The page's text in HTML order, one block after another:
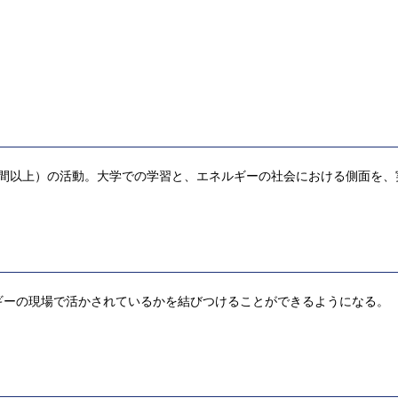
上）の活動。大学での学習と、エネルギーの社会における側面を
の現場で活かされているかを結びつけることができるようになる。